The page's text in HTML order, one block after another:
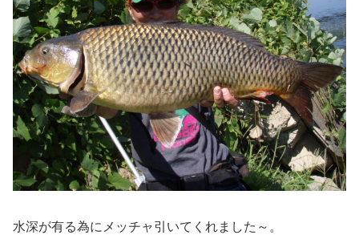
水深が有る為にメッチャ引いてくれました～。